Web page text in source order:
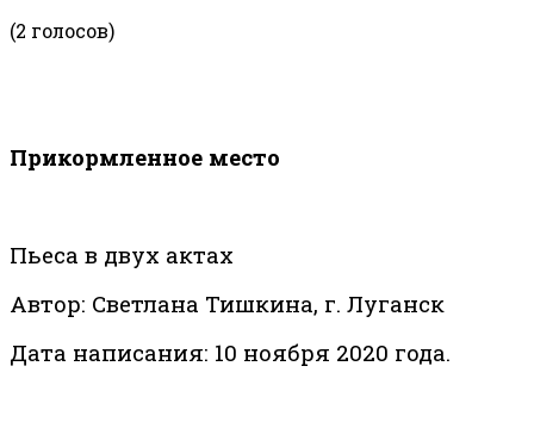
(2 голосов)
Прикормленное место
Пьеса в двух актах
Автор: Светлана Тишкина, г. Луганск
Дата написания: 10 ноября 2020 года.